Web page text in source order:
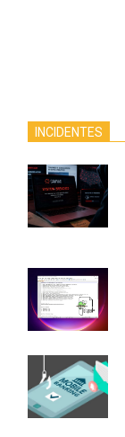
INCIDENTES